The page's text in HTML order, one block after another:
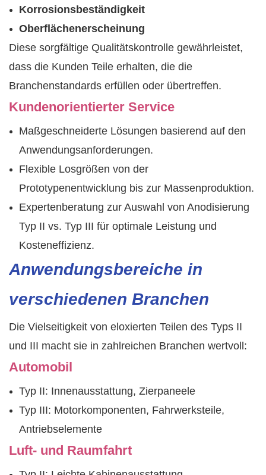
Korrosionsbeständigkeit
Oberflächenerscheinung
Diese sorgfältige Qualitätskontrolle gewährleistet,
dass die Kunden Teile erhalten, die die
Branchenstandards erfüllen oder übertreffen.
Kundenorientierter Service
Maßgeschneiderte Lösungen basierend auf den
Anwendungsanforderungen.
Flexible Losgrößen von der
Prototypenentwicklung bis zur Massenproduktion.
Expertenberatung zur Auswahl von Anodisierung
Typ II vs. Typ III für optimale Leistung und
Kosteneffizienz.
Anwendungsbereiche in
verschiedenen Branchen
Die Vielseitigkeit von eloxierten Teilen des Typs II
und III macht sie in zahlreichen Branchen wertvoll:
Automobil
Typ II: Innenausstattung, Zierpaneele
Typ III: Motorkomponenten, Fahrwerksteile,
Antriebselemente
Luft- und Raumfahrt